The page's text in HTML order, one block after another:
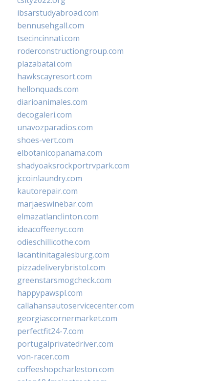
ibsarstudyabroad.com
bennusehgall.com
tsecincinnati.com
roderconstructiongroup.com
plazabatai.com
hawkscayresort.com
hellonquads.com
diarioanimales.com
decogaleri.com
unavozparadios.com
shoes-vert.com
elbotanicopanama.com
shadyoaksrockportrvpark.com
jccoinlaundry.com
kautorepair.com
marjaeswinebar.com
elmazatlanclinton.com
ideacoffeenyc.com
odieschillicothe.com
lacantinitagalesburg.com
pizzadeliverybristol.com
greenstarsmogcheck.com
happypawspl.com
callahansautoservicecenter.com
georgiascornermarket.com
perfectfit24-7.com
portugalprivatedriver.com
von-racer.com
coffeeshopcharleston.com